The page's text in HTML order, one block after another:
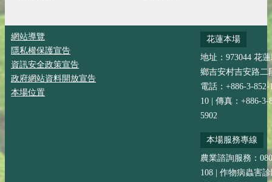
網站導覽
隱私權保護宣告
資訊安全政策宣告
政府網站資料開放宣告
本場位置
花蓮本場
地址：973044 花
鄉吉安村吉安路二
電話：+886-3-852-
10 | 傳真：+886-3-
5902
本場服務專線
農業諮詢服務：
108 | 作物病蟲害